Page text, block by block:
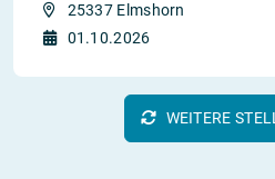
25337 Elmshorn
01.10.2026
WEITERE